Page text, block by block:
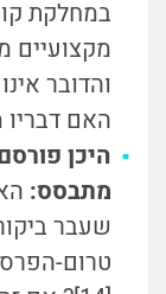
במחלקת
מקצועיים
והדובר
האם
היכן
מתבסס:
שעבר
טרום-